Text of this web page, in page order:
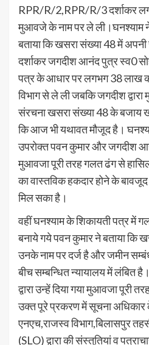
RPR/R/2,RPR/R/3 दर्शाकर
मुआवजे के नाम पर ले ली।घनश्याम
बताया कि खसरा संख्या 48 में
दर्शाकर जगदीश आनंद पुत्र स्व0
पत्र के आधार पर लगभग 38 लाख
विभाग से ले ली जबकि जगदीश
संरचना खसरा संख्या 48 के बजाय
कि आज भी यथावत मौजूद है।
उपरोक्त पवन कुमार और जगदीश
मुआवजा पूरी तरह गलत ढंग से
का वास्तविक हकदार होने के
मिल सका है।
वहीं घनश्याम के शिकायती पत्र में
बनाये गये पवन कुमार ने बताया कि
उनके नाम पर दर्ज है और जमीन
बीच सम्बन्धित न्यायालय में लंबित
द्वारा उन्हें दिया गया मुआवजा पूरी
उक्त पूरे प्रकरण में सूचना अधिकार
एनएच,राजस्व विभाग,बिलासपुर
(SLO) द्वारा की संस्तुतियां व